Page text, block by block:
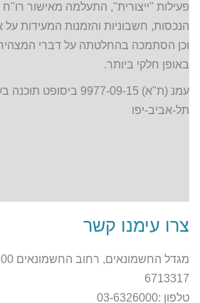
פעילות "ייצורית", התעלמה מאישור
הנכסות, חשבוניות והזמנות המעידות
וכן הסתמכה בהחלטתה על דברי
באופן חלקי ביותר.
עמנ (ת"א) 9977-09-15
תל-אביב-יפו
צרו עימנו קשר
6713317
טלפון :03-6326000